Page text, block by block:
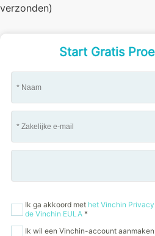
verzonden)
Start Gratis
Ik ga akkoord met het Vinchin
de Vinchin EULA *
Ik wil een Vinchin-account aanmaken